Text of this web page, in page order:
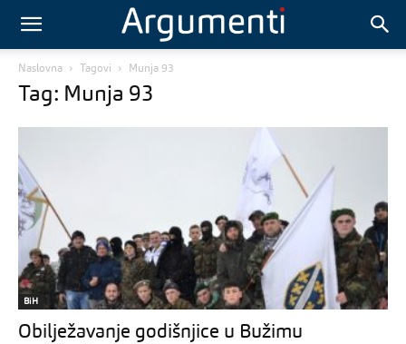
Naslovna Tagovi Munja 93
Tag: Munja 93
BiH
Obilježavanje godišnjice u Bužimu